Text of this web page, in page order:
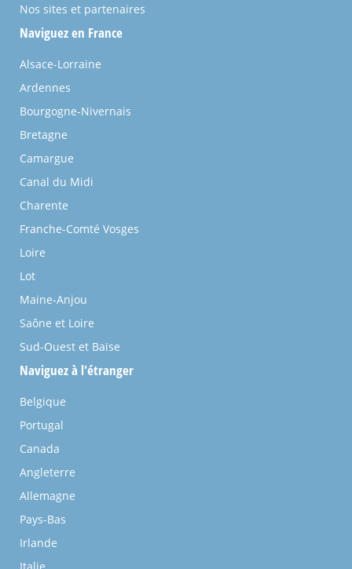
Nos sites et partenaires
Naviguez en France
Alsace-Lorraine
Ardennes
Bourgogne-Nivernais
Bretagne
Camargue
Canal du Midi
Charente
Franche-Comté Vosges
Loire
Lot
Maine-Anjou
Saône et Loire
Sud-Ouest et Baïse
Naviguez à l'étranger
Belgique
Portugal
Canada
Angleterre
Allemagne
Pays-Bas
Irlande